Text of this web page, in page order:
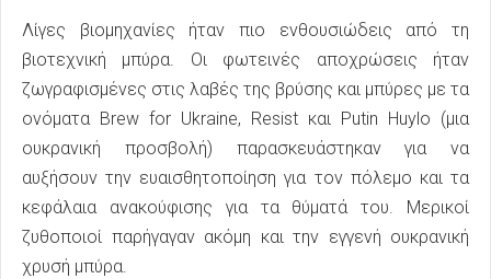
Λίγες βιομηχανίες ήταν πιο ενθουσιώδεις από τη
βιοτεχνική μπύρα. Οι φωτεινές αποχρώσεις ήταν
ζωγραφισμένες στις λαβές της βρύσης και μπύρες με τα
ονόματα Brew for Ukraine, Resist και Putin Huylo (μια
ουκρανική προσβολή) παρασκευάστηκαν για να
αυξήσουν την ευαισθητοποίηση για τον πόλεμο και τα
κεφάλαια ανακούφισης για τα θύματά του. Μερικοί
ζυθοποιοί παρήγαγαν ακόμη και την εγγενή ουκρανική
χρυσή μπύρα.